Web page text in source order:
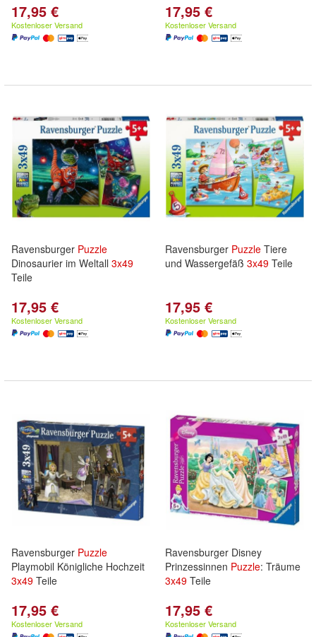
17,95 €
Kostenloser Versand
17,95 €
Kostenloser Versand
Ravensburger Puzzle
Dinosaurier im Weltall 3x49
Teile
17,95 €
Kostenloser Versand
Ravensburger Puzzle Tiere
und Wassergefäß 3x49 Teile
17,95 €
Kostenloser Versand
Ravensburger Puzzle
Playmobil Königliche Hochzeit
3x49 Teile
17,95 €
Kostenloser Versand
Ravensburger Disney
Prinzessinnen Puzzle: Träume
3x49 Teile
17,95 €
Kostenloser Versand